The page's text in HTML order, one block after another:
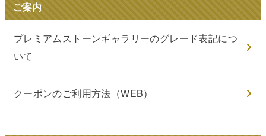
ご案内
プレミアムストーンギャラリーのグレード表記につ
いて
クーポンのご利用方法（WEB）